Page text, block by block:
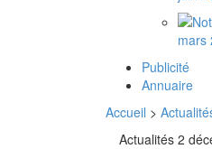
mars
Publicité
Annuaire
Accueil >
Actualités 2